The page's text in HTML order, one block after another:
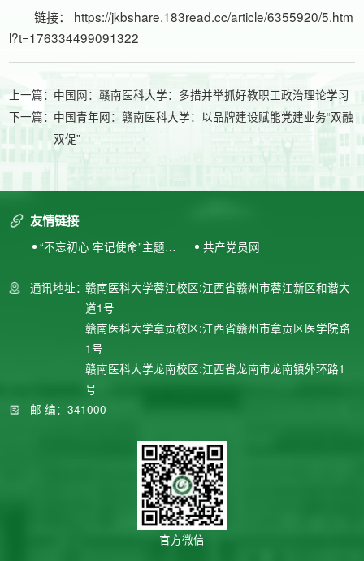
链接： https://jkbshare.183read.cc/article/6355920/5.htm
l?t=176334499091322
上一篇：中国网：赣南医科大学：多措并举抓好教职工政治理论学习
下一篇：中国青年网：赣南医科大学：以品牌建设赋能党建业务“双融
双促”
友情链接
“不忘初心 牢记使命”主题教
共产党员网
通讯地址：赣南医科大学蓉江校区:江西省赣州市蓉江新区和谐大
道1号
赣南医科大学章贡校区:江西省赣州市章贡区医学院路
1号
赣南医科大学龙南校区:江西省龙南市龙南镇外环路1
号
邮 编：341000
官方微信